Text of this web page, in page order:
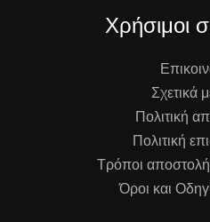
Χρήσιμοι
Σχετικά
Πολιτική
Πολιτική
Τρόποι
Όροι και